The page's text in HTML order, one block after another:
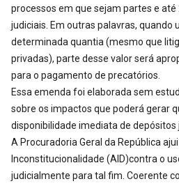
processos em que sejam partes e
judiciais. Em outras palavras, quando
determinada quantia (mesmo que
privadas), parte desse valor será
para o pagamento de precatórios.
Essa emenda foi elaborada sem
sobre os impactos que poderá gerar
disponibilidade imediata de depósitos
A Procuradoria Geral da República
Inconstitucionalidade (AID)contra o
judicialmente para tal fim. Coerente